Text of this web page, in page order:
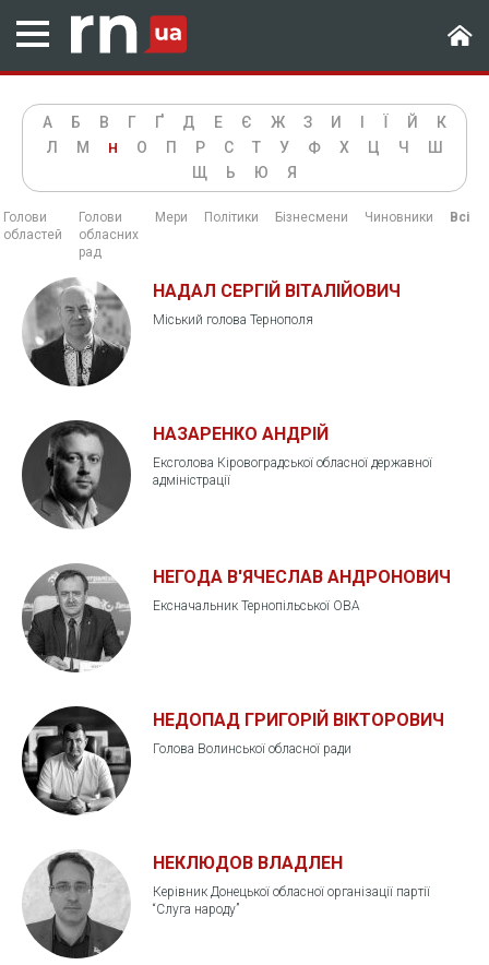
А Б В Г Ґ Д Е Є Ж З И Й
К
Л
М Н О П Р С Т У Ф Х Ц Ч
Ш
Щ
Ь Ю Я
Голови
областей
Голови
обласних
рад
Мери Політики Бізнесмени Чиновники Всі
НАДАЛ СЕРГІЙ ВІТАЛІЙОВИЧ
Міський голова Тернополя
НАЗАРЕНКО АНДРІЙ
Ексголова Кіровоградської обласної державної
адміністрації
НЕГОДА В'ЯЧЕСЛАВ АНДРОНОВИЧ
Ексначальник Тернопільської ОВА
НЕДОПАД ГРИГОРІЙ ВІКТОРОВИЧ
Голова Волинської обласної ради
НЕКЛЮДОВ ВЛАДЛЕН
Керівник Донецької обласної організації партії
“Слуга народу”